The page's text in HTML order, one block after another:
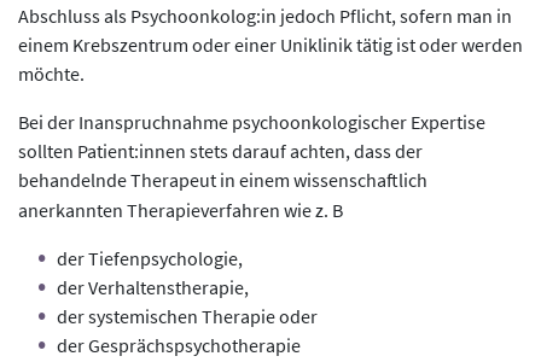
Abschluss als Psychoonkolog:in jedoch Pflicht, sofern man in
einem Krebszentrum oder einer Uniklinik tätig ist oder werden
möchte.
Bei der Inanspruchnahme psychoonkologischer Expertise
sollten Patient:innen stets darauf achten, dass der
behandelnde Therapeut in einem wissenschaftlich
anerkannten Therapieverfahren wie z. B
der Tiefenpsychologie,
der Verhaltenstherapie,
der systemischen Therapie oder
der Gesprächspsychotherapie